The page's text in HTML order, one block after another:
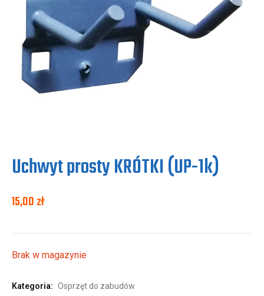
Uchwyt prosty KRÓTKI (UP-1k)
15,00zł
Brak w magazynie
Kategoria: Osprzęt do zabudów